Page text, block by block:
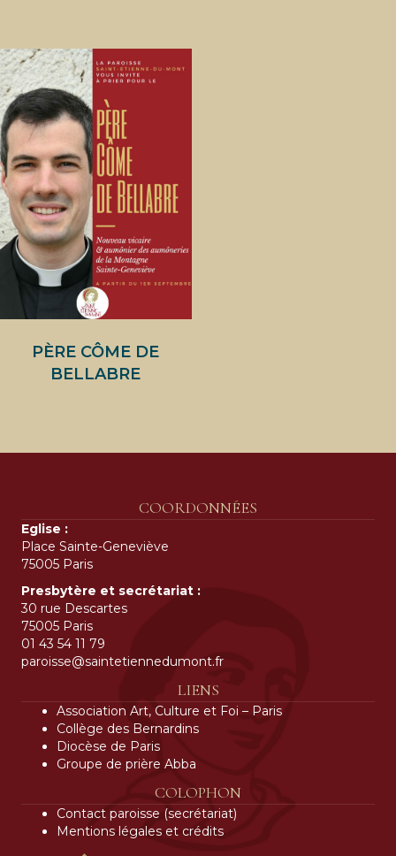
PÈRE CÔME DE
BELLABRE
COORDONNÉES
Eglise :
Place Sainte-Geneviève
75005 Paris
Presbytère et secrétariat :
30 rue Descartes
75005 Paris
01 43 54 11 79
paroisse@saintetiennedumont.fr
LIENS
Association Art, Culture et Foi – Paris
Collège des Bernardins
Diocèse de Paris
Groupe de prière Abba
COLOPHON
Contact paroisse (secrétariat)
Mentions légales et crédits